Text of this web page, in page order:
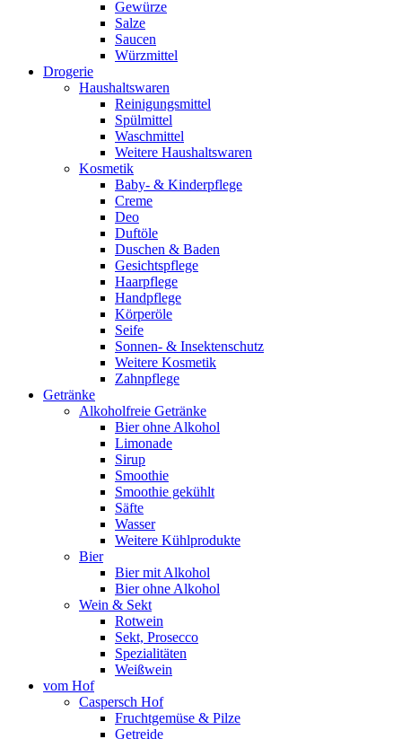
Gewürze
Salze
Saucen
Würzmittel
Drogerie
Haushaltswaren
Reinigungsmittel
Spülmittel
Waschmittel
Weitere Haushaltswaren
Kosmetik
Baby- & Kinderpflege
Creme
Deo
Duftöle
Duschen & Baden
Gesichtspflege
Haarpflege
Handpflege
Körperöle
Seife
Sonnen- & Insektenschutz
Weitere Kosmetik
Zahnpflege
Getränke
Alkoholfreie Getränke
Bier ohne Alkohol
Limonade
Sirup
Smoothie
Smoothie gekühlt
Säfte
Wasser
Weitere Kühlprodukte
Bier
Bier mit Alkohol
Bier ohne Alkohol
Wein & Sekt
Rotwein
Sekt, Prosecco
Spezialitäten
Weißwein
vom Hof
Caspersch Hof
Fruchtgemüse & Pilze
Getreide